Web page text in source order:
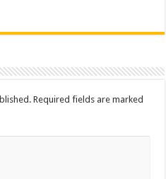
Required fields are marked